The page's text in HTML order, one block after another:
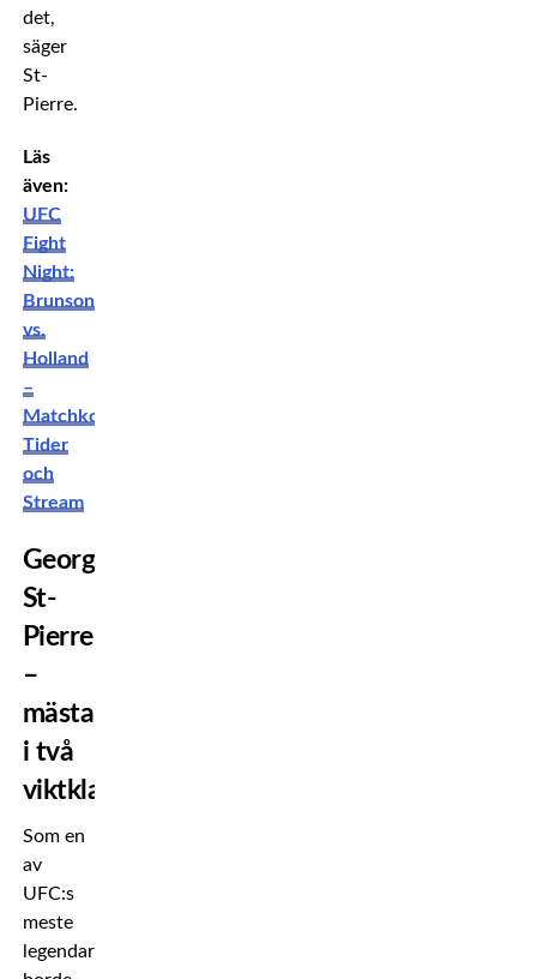
det,
säger
St-
Pierre.
Läs
även:
UFC
Fight
Night:
Brunson
vs.
Holland
–
Matchkort,
Tider
och
Stream
Georges
St-
Pierre
–
mästare
i två
viktklasser
Som en
av
UFC:s
meste
legendarer